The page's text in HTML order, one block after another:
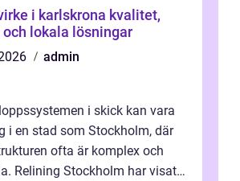
i karlskrona kvalitet,
lokala lösningar
admin
i skick kan vara
i en stad som Stockholm, där
ofta är komplex och
Relining Stockholm har visat